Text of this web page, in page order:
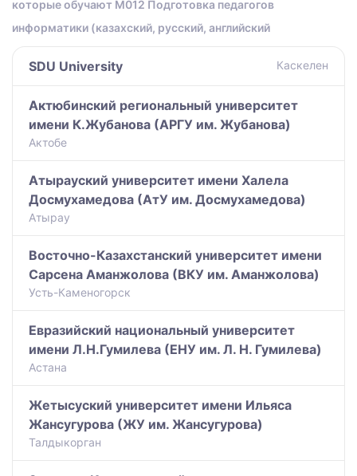
которые обучают M012 Подготовка педагогов
информатики (казахский, русский, английский
SDU University Каскелен
Актюбинский региональный университет
имени К.Жубанова (АРГУ им. Жубанова)
Актобе
Атырауский университет имени Халела
Досмухамедова (АтУ им. Досмухамедова)
Атырау
Восточно-Казахстанский университет имени
Сарсена Аманжолова (ВКУ им. Аманжолова)
Усть-Каменогорск
Евразийский национальный университет
имени Л.Н.Гумилева (ЕНУ им. Л. Н. Гумилева)
Астана
Жетысуский университет имени Ильяса
Жансугурова (ЖУ им. Жансугурова)
Талдыкорган